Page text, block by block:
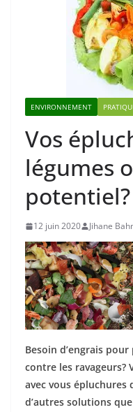
ENVIRONNEMENT
Vos
légumes
potentiel?
12 juin 2020 Jihane
Besoin d’engrais
contre les ravageurs?
avec vous épluchures
d’autres solutions